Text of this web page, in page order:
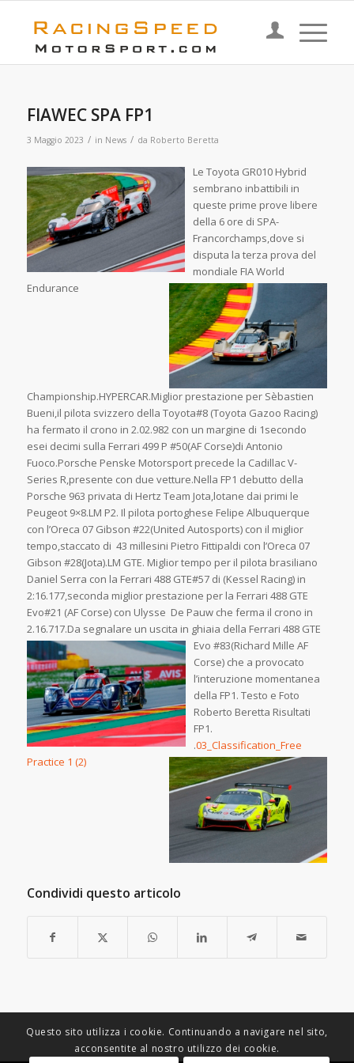
FIAWEC SPA FP1
3 Maggio 2023 / in News / da Roberto Beretta
Le Toyota GR010 Hybrid
sembrano inbattibili in
queste prime prove libere
della 6 ore di SPA-
Francorchamps,dove si
disputa la terza prova del
mondiale FIAWorld
Endurance
Championship.HYPERCAR.Miglior prestazione per Sèbastien
Bueni,il pilota svizzero della Toyota#8 (Toyota Gazoo Racing)
ha fermato il crono in 2.02.982 con un margine di 1secondo
esei decimi sulla Ferrari 499 P #50(AF Corse)di Antonio
Fuoco.Porsche Penske Motorsport precede la Cadillac V-
Series R,presente con due vetture.Nella FP1 debutto della
Porsche 963 privata di Hertz Team Jota,lotane dai primi le
Peugeot 9×8.LM P2. Il pilota portoghese Felipe Albuquerque
con l’Oreca 07 Gibson #22(United Autosports) con il miglior
tempo,staccato di 43 millesini Pietro Fittipaldi con l’Oreca 07
Gibson #28(Jota).LM GTE. Miglior tempo per il pilota brasiliano
Daniel Serra con la Ferrari 488 GTE#57 di (Kessel Racing) in
2:16.177,seconda miglior prestazione per la Ferrari 488 GTE
Evo#21 (AF Corse) con Ulysse De Pauw che ferma il crono in
2.16.717.Da segnalare un uscita in ghiaia della Ferrari 488 GTE
Evo #83(Richard Mille AF
Corse) che a provocato
l’interuzione momentanea
della FP1. Testo e Foto
Roberto Beretta Risultati
FP1.
.03_Classification_Free
Practice 1 (2)
Condividi questo articolo
Questo sito utilizza i cookie. Continuando a navigare nel sito,
acconsentite al nostro utilizzo dei cookie.